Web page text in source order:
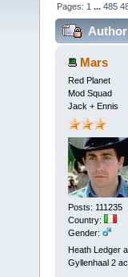
Pages: 1 ...485
Author
Mars
Red Planet
Mod Squad
Jack + Ennis
Posts: 111235
Country:
Gender:
Heath Ledger
Gyllenhaal 2